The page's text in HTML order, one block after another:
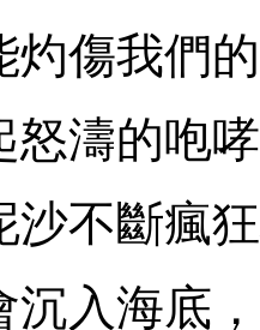
灼傷我們
怒濤的咆
沙不斷瘋
沉入海底